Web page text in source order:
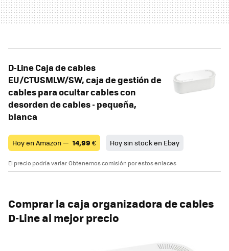
D-Line Caja de cables
EU/CTUSMLW/SW, caja de gestión de
cables para ocultar cables con
desorden de cables - pequeña,
blanca
Hoy en Amazon — 14,99 € Hoy sin stock en Ebay
El precio podría variar. Obtenemos comisión por estos enlaces
Comprar la caja organizadora de cables
D-Line al mejor precio